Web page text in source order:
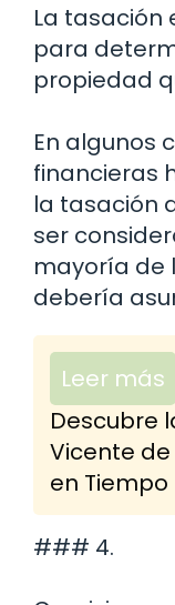
La tasación
para
propiedad
En algunos
financieras
la tasación
ser
mayoría de
debería
Leer más
Descubre
Vicente
en Tiempo
### 4.